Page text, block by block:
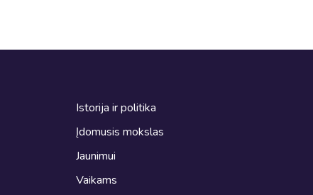
Istorija ir politika
Įdomusis mokslas
Jaunimui
Vaikams